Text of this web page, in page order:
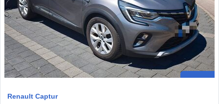
Renault Captur